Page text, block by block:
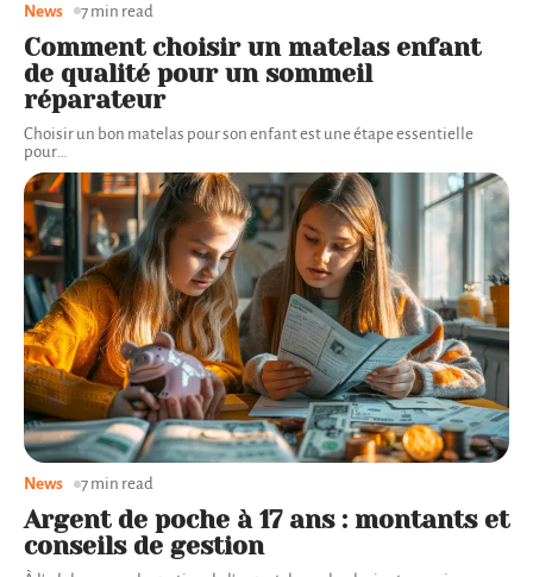
Comment choisir un matelas enfant
de qualité pour un sommeil
réparateur
Choisir un bon matelas pour son enfant est une étape essentielle
pour
News 7 min read
Argent de poche à 17 ans : montants et
conseils de gestion
News 7 min read